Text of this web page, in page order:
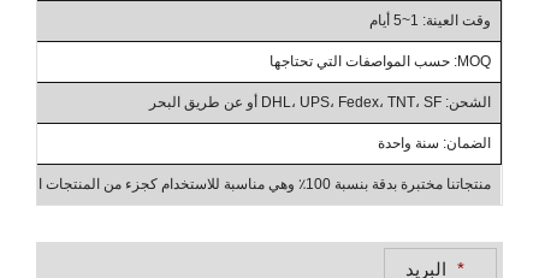
وقت العينة: 1~5 أيام
MOQ: حسب المواصفات التي تحتاجها
الشحن: DHL، UPS، Fedex، TNT، SF أو عن طريق البحر
الضمان: سنة واحدة
منتجاتنا مختبرة بدقة بنسبة 100٪ وهي مناسبة للاستخدام كجزء من المنتجات الصناعية، والأعمال بين الشركات، والجملة
* البريد